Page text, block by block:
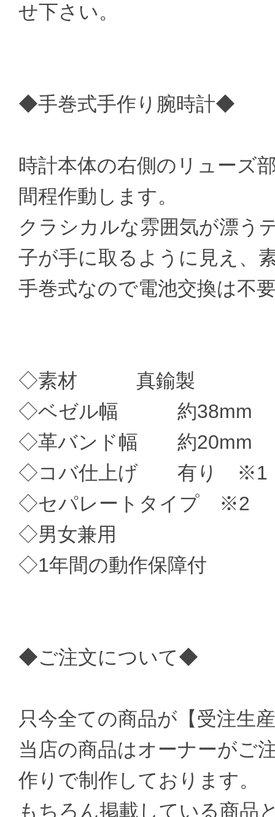
せ下さい。
◆手巻式手作り腕時計◆
時計本体の右側のリューズ
間程作動します。
クラシカルな雰囲気が漂う
子が手に取るように見え、
手巻式なので電池交換は不
◇素材 真鍮製
◇ベゼル幅 約38mm
◇革バンド幅 約20mm
◇コバ仕上げ 有り ※1
◇セパレートタイプ ※2
◇男女兼用
◇1年間の動作保障付
◆ご注文について◆
只今全ての商品が【受注生
当店の商品はオーナーがご
作りで制作しております。
もちろん掲載している商品